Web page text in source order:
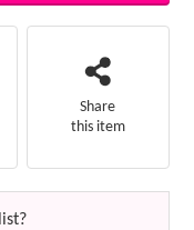
Share
this item